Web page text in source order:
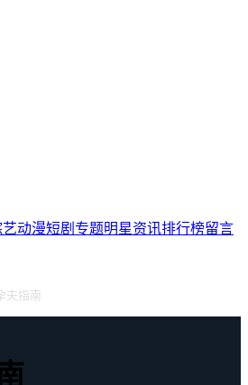
动漫短剧 专题明星资讯排行榜留言
夫指南